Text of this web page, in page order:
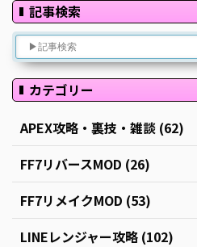
記事検索
カテゴリー
APEX攻略・裏技・雑談 (62)
FF7リバースMOD (26)
FF7リメイクMOD (53)
LINEレンジャー攻略 (102)